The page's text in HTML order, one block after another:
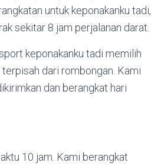
untuk keponakanku tadi,
sekitar 8 jam perjalanan darat.
keponakanku tadi memilih
dari rombongan. Kami
dan berangkat hari
10 jam. Kami berangkat